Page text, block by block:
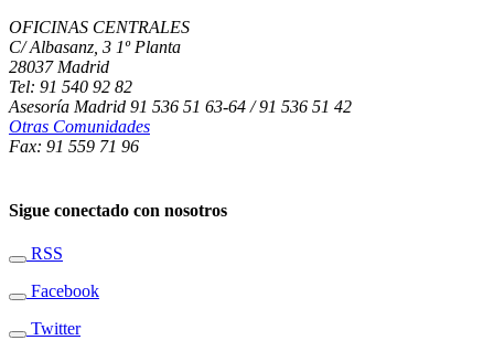
OFICINAS CENTRALES
C/ Albasanz, 3 1º Planta
28037 Madrid
Tel: 91 540 92 82
Asesoría Madrid 91 536 51 63-64 / 91 536 51 42
Otras Comunidades
Fax: 91 559 71 96
Sigue conectado con nosotros
RSS
Facebook
Twitter